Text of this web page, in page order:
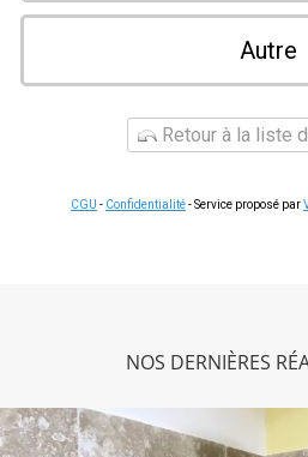
Autre
Retour à la liste
CGU - Confidentialité- Service proposé par
NOS DERNIÈRES